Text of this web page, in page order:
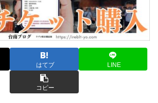
はてブ LINE
コピー